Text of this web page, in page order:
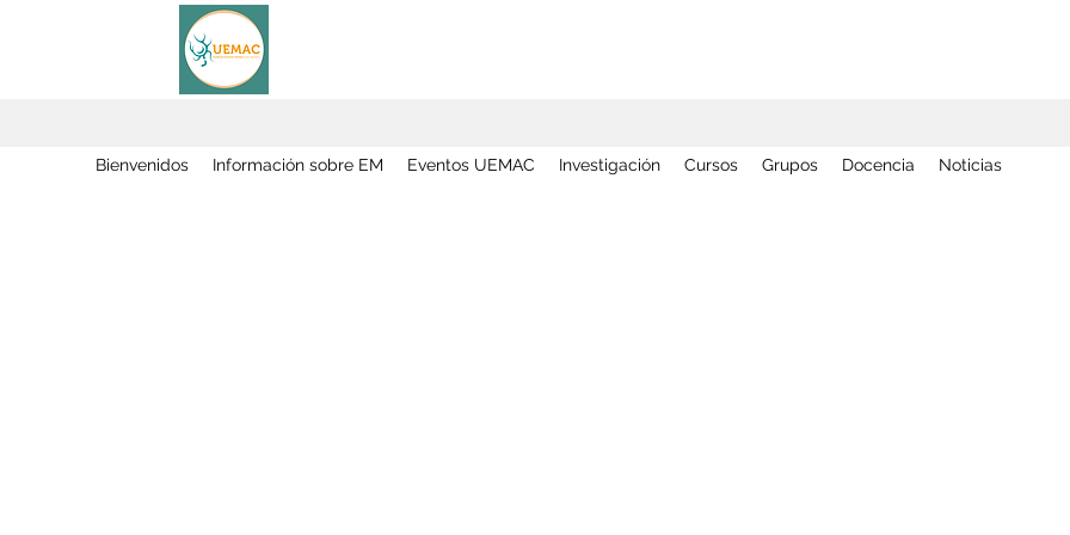
Bienvenidos Información sobre EM Eventos UEMAC Investigación Cursos Grupos Docencia Noticias